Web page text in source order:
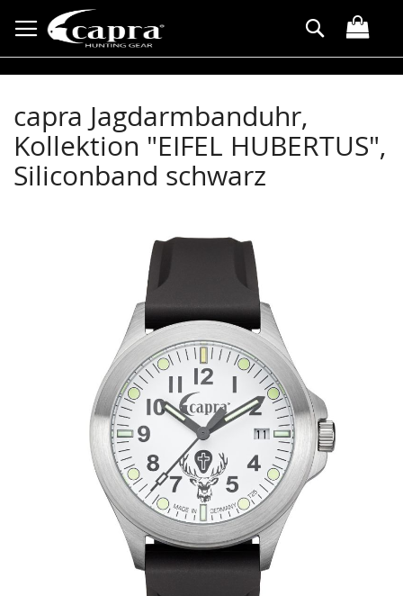
zum
Inhalt
Suche
capra Jagdarmbanduhr,
Kollektion "EIFEL HUBERTUS",
Siliconband schwarz